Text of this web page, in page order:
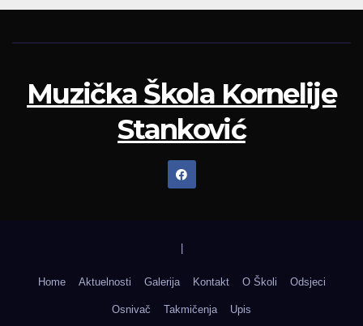
Muzička Škola Kornelije
Stanković
Home Aktuelnosti Galerija Kontakt O Školi Odsjeci
Osnivač Takmičenja Upis